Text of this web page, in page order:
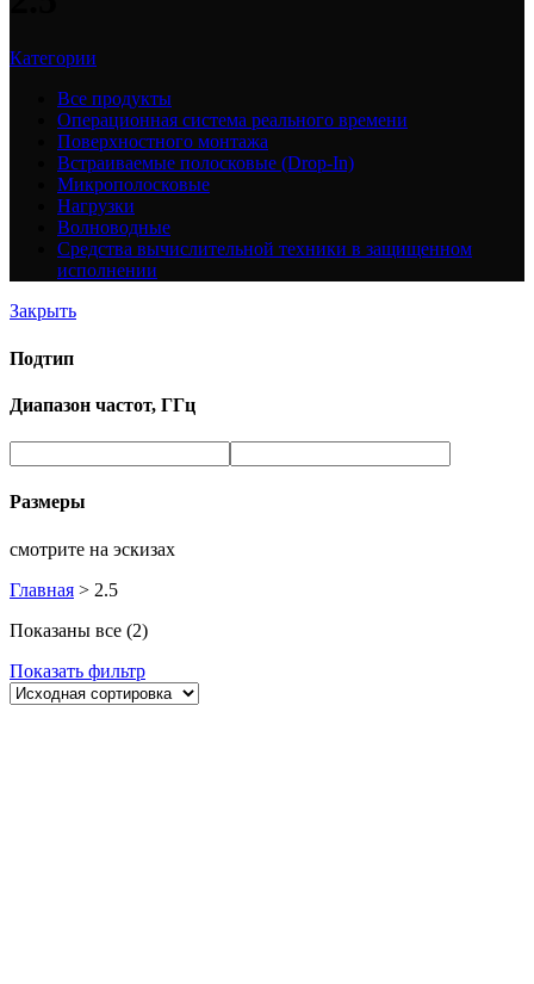
Категории
Все продукты
Операционная система реального времени
Поверхностного монтажа
Встраиваемые полосковые (Drop-In)
Микрополосковые
Нагрузки
Волноводные
Средства вычислительной техники в защищенном
исполнении
Закрыть
Подтип
Диапазон частот, ГГц
Размеры
смотрите на эскизах
Главная > 2.5
Показаны все (2)
Показать фильтр